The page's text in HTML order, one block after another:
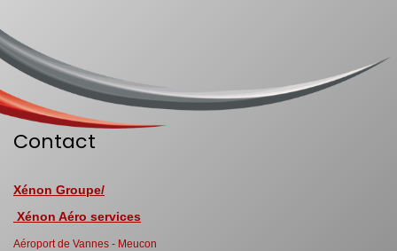
Contact
Xénon Groupe/
Xénon Aéro services
Aéroport de Vannes - Meucon